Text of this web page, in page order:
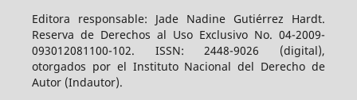
Editora responsable: Jade Nadine Gutiérrez Hardt.
Reserva de Derechos al Uso Exclusivo No. 04-2009-
093012081100-102. ISSN: 2448-9026 (digital),
otorgados por el Instituto Nacional del Derecho de
Autor (Indautor).